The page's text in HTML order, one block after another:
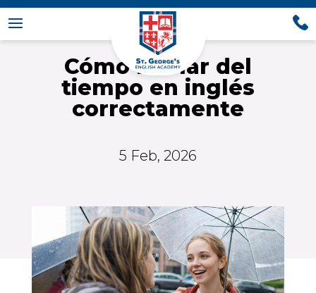
Cómo hablar del
tiempo en inglés
correctamente
5 Feb, 2026